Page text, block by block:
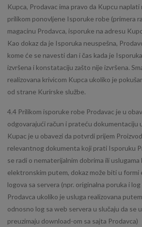
Kupca, Prodavac ima pravo da Kupcu
prilikom ponovljene Isporuke robe (primera
magacinu Prodavca, isporuke na adresu
Kao dokaz da je Isporuka neuspešna,
kome će se navesti dan i čas kada je
izvršena i konstataciju zašto nije izvršena.
realizovana krivicom Kupca ukoliko je
od strane Kurirske službe.
4.4 Prilikom isporuke robe Prodavac je u
odgovarajući račun i prateću dokumentaciju
Kupac je u obavezi da potvrdi prijem
relevantnog dokumenta koji prati Isporuku
se radi o nematerijalnim dobrima ili
elektronskim putem, dokaz može biti u
logova sa servera (npr. originalna poruka i
Prodavca ukoliko je usluga realizovana
odnosno log sa web servera u slučaju da se
preuzimaju download-om sa sajta Prodavca)